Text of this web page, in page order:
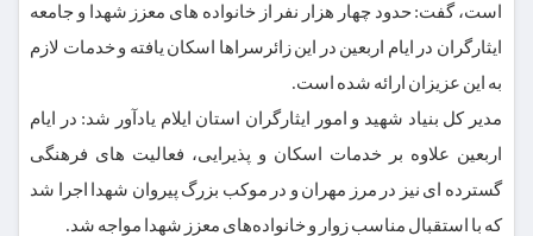
است، گفت: حدود چهار هزار نفر از خانواده های معزز شهدا و جامعه
ایثارگران در ایام اربعین در این زائرسراها اسکان یافته و خدمات لازم
به این عزیزان ارائه شده است.
مدیر کل بنیاد شهید و امور ایثارگران استان ایلام یادآور شد: در ایام
اربعین علاوه بر خدمات اسکان و پذیرایی، فعالیت های فرهنگی
گسترده ای نیز در مرز مهران و در موکب بزرگ پیروان شهدا اجرا شد
که با استقبال مناسب زوار و خانواده‌های معزز شهدا مواجه شد.